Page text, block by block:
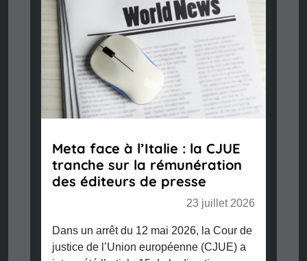
Meta face à l’Italie : la CJUE
tranche sur la rémunération
des éditeurs de presse
23 juillet 2026
Dans un arrêt du 12 mai 2026, la Cour de
justice de l’Union européenne (CJUE) a